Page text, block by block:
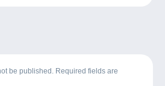
be published. Required fields are